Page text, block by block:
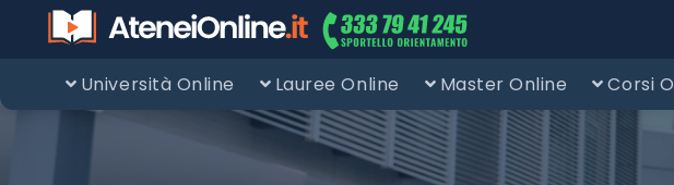
Università Online Lauree Online Master Online Corsi